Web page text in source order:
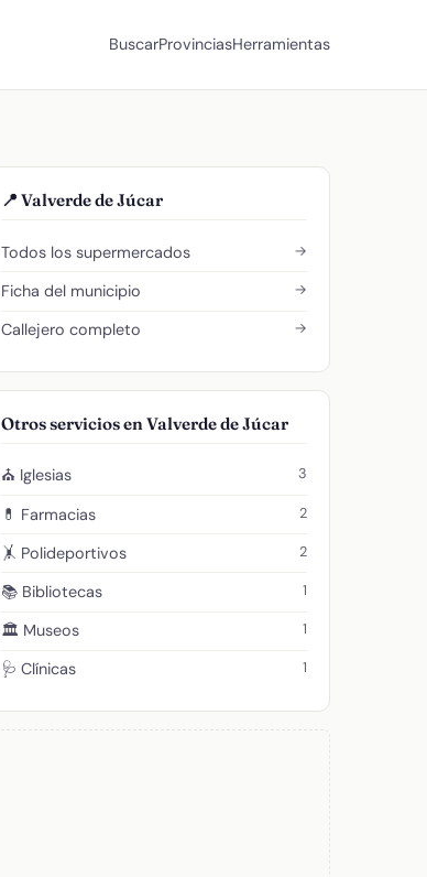
BuscarProvinciasHerramientas
📍 Valverde de Júcar
Todos los supermercados →
Ficha del municipio →
Callejero completo →
Otros servicios en Valverde de Júcar
⛪ Iglesias 3
💊 Farmacias 2
🤸 Polideportivos 2
📚 Bibliotecas 1
🏛️ Museos 1
🩺 Clínicas 1